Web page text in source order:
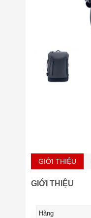
GIỚI THIỆU
GIỚI THIỆU
Hãng